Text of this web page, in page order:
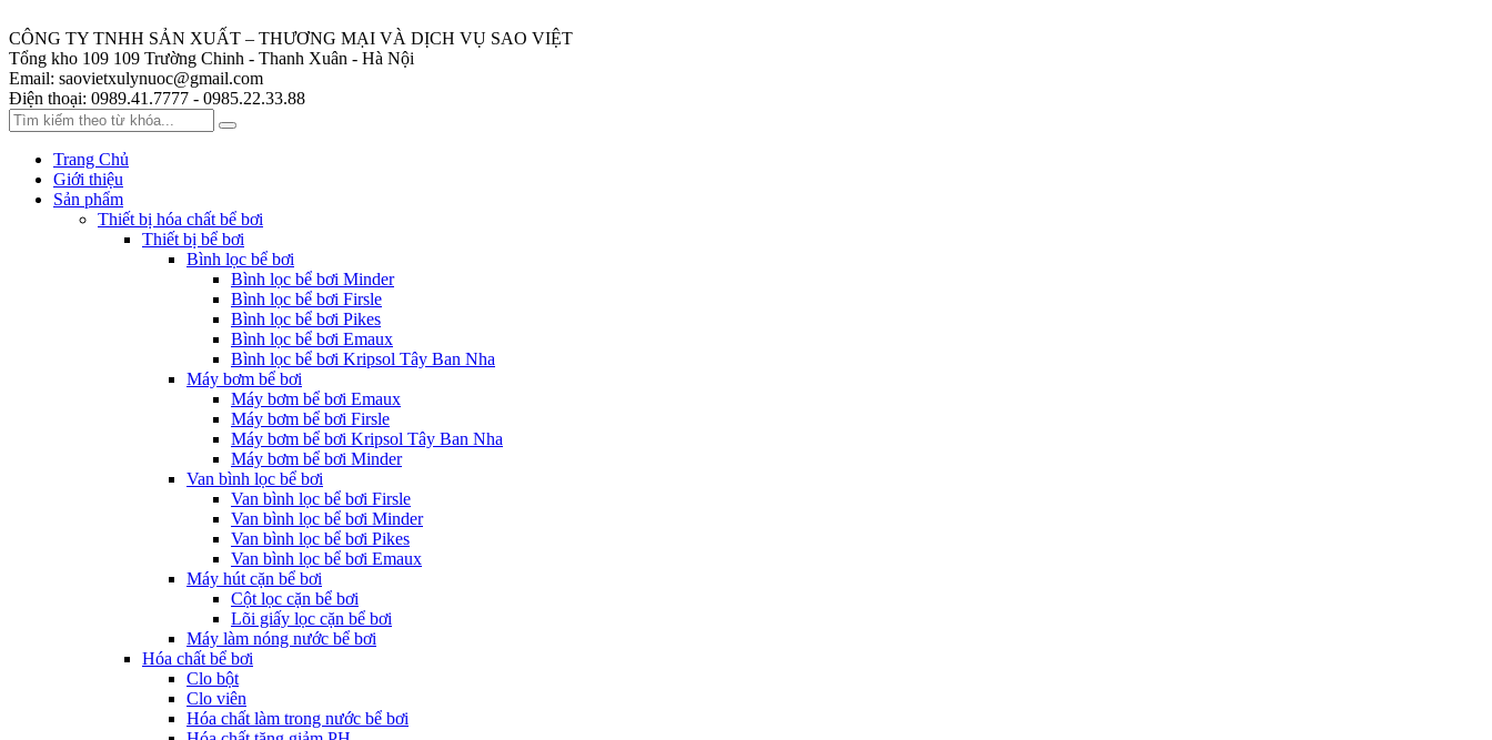
CÔNG TY TNHH SẢN XUẤT – THƯƠNG MẠI VÀ DỊCH VỤ SAO VIỆT
Tổng kho 109 109 Trường Chinh - Thanh Xuân - Hà Nội
Email: saovietxulynuoc@gmail.com
Điện thoại: 0989.41.7777 - 0985.22.33.88
Trang Chủ
Giới thiệu
Sản phẩm
Thiết bị hóa chất bể bơi
Thiết bị bể bơi
Bình lọc bể bơi
Bình lọc bể bơi Minder
Bình lọc bể bơi Firsle
Bình lọc bể bơi Pikes
Bình lọc bể bơi Emaux
Bình lọc bể bơi Kripsol Tây Ban Nha
Máy bơm bể bơi
Máy bơm bể bơi Emaux
Máy bơm bể bơi Firsle
Máy bơm bể bơi Kripsol Tây Ban Nha
Máy bơm bể bơi Minder
Van bình lọc bể bơi
Van bình lọc bể bơi Firsle
Van bình lọc bể bơi Minder
Van bình lọc bể bơi Pikes
Van bình lọc bể bơi Emaux
Máy hút cặn bể bơi
Cột lọc cặn bể bơi
Lõi giấy lọc cặn bể bơi
Máy làm nóng nước bể bơi
Hóa chất bể bơi
Clo bột
Clo viên
Hóa chất làm trong nước bể bơi